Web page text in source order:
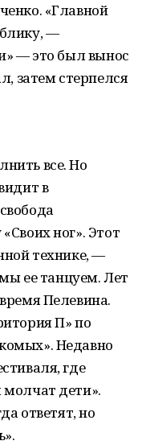
«Главной
—
— это был вынос
затем стерпелся
все. Но
в
ног». Этот
технике, —
ее танцуем. Лет
Пелевина.
П» по
Недавно
где
молчат дети».
ответят, но